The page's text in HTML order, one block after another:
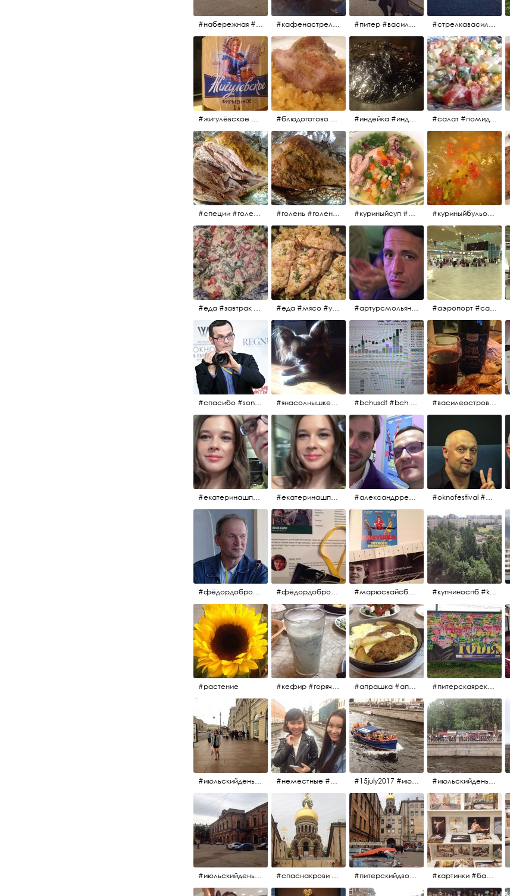
#набережная #людигуляют #биржевоймост #кафенастрелкевасильевскогоострова #байкеры #питер #васильевскийостров #байкеры #иностранцы #стрелкавасильевскогоострова #нева #река
#жигулёвское #пиво #свежеепиво #beer #напиток #блюдоготово #можнокушать #простолук #лук #индейкавфольге #мясоиндейки #индейка #индейкавфольге #еда #мясоиндейки 🚀 #салат #помидоры #яйцо #огурцы #зелень #кинза #петрушка #укроп #сметана #соль #витамины
#специи #голень #голеньиндейки #индейка #мясо #еда #завтрак #голеньиндейкивфольге #голень #голеньиндейки #голеньиндейкивфольге #индейка #завтрак #еда #мясо #куриныйсуп #еда #ужин #можнокушать #куриныйбульон #лавровыйлист #помидоры #картофель #чеснок #лук #морковь #приправы #перецдушистый #курица #ужин #еда #сольповкусу #жёлтыйкарри #имбирь #кориандр #кокос #лимонныйсок #оливковоемасло #кумин #кайенскийперец
#еда #завтрак #витамины #помидоры #укроп #огурцы #сметана #салат #еда #мясо #утро #завтрак #едакакисточниквдохновения #артурсмольянинов @melnikovadsh #artursmolyaninov #аэропорт #санктпетербург #пулково #мореморе #моремолнцепесок #дваночи
#спасибо #sony #nikon #oknofestivsl @alex_kurov #aplgallery #янасолнышкележу #янасолнышкогляжу #чихуахуа #bchusdt #bch #usdt #sell #buy #exchange #markets #bitcoincash #cryptocurrency #pump #василеостровское #синяяборода #пиво #пивовобла #вобла #рыба
#екатеринашпица #шпица @ekaterinashpitsa #екатеринашпица #шпица @ekaterinashpitsa #александрревва #ревва #артурпирожков #бабушкалегкогоповедения @arthurpirozhkov #oknofestival #gosha #гошакуценко
#фёдордобронравов #кино #хорошеекино #жилибыли #фёдордобронравов #эдуардпарри #жилибыли #иринарозанова #марюсвайсберг #александрревва #глюкоза #любовьвбольшомгороде #ххvфестивальроссийскогокино #купчиноспб #kupchino
#растение #кефир #горячийкефир #национальноеблюдо #лаваш #вкусно #апрашка #апраксиндвор #кафенаапрашке #куринаякотлетанасковороде #сковородка #кафедлясвоих #питерскаяреклама #todes #куколки #окраинапитера #фрунзенскийрайон
#июльскийдень2017 #15july2017 #невский #неместные #июльскийдень2017 #15july2017 #июльскийдень2017 #катерок #bonfire #июльскийдень2017 #15july2017
#июльскийдень2017 #15july2017 #спаснакрови #июльскийдень2017 #питерскийдвор #спаснакрови #июльскийдень2017 #картинки #балетпитера #янтарьроссиии